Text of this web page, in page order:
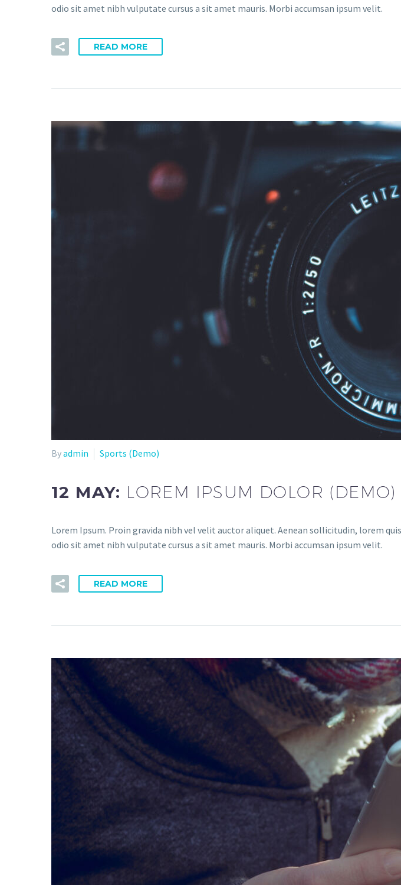
odio sit amet nibh vulputate cursus a sit amet mauris. Morbi accumsan ipsum velit.
READ MORE
Byadmin Sports (Demo)
12 MAY: LOREM IPSUM DOLOR (DEMO)
Lorem Ipsum. Proin gravida nibh vel velit auctor aliquet. Aenean sollicitudin, lorem
odio sit amet nibh vulputate cursus a sit amet mauris. Morbi accumsan ipsum velit.
READ MORE